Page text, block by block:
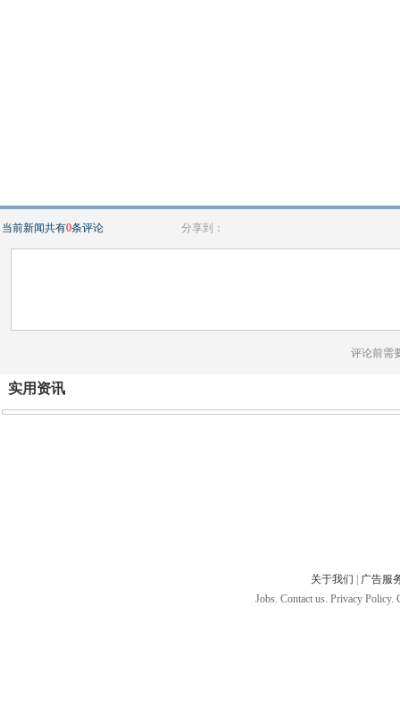
当前新闻共有0条评论 分享到：
评论前需
实用资讯
关于我们
广告服
Jobs. Contact us. Privacy